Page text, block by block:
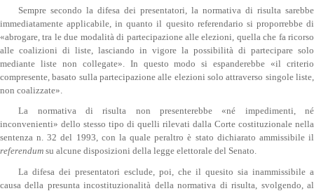
Sempre secondo la difesa dei presentatori, la normativa di risulta sarebbe
immediatamente applicabile, in quanto il quesito referendario si proporrebbe di
«abrogare, tra le due modalità di partecipazione alle elezioni, quella che fa ricorso
alle coalizioni di liste, lasciando in vigore la possibilità di partecipare solo
mediante liste non collegate». In questo modo si espanderebbe «il criterio
compresente, basato sulla partecipazione alle elezioni solo attraverso singole liste,
non coalizzate».
La normativa di risulta non presenterebbe «né impedimenti, né
inconvenienti» dello stesso tipo di quelli rilevati dalla Corte costituzionale nella
sentenza n. 32 del 1993, con la quale peraltro è stato dichiarato ammissibile il
referendum su alcune disposizioni della legge elettorale del Senato.
La difesa dei presentatori esclude, poi, che il quesito sia inammissibile a
causa della presunta incostituzionalità della normativa di risulta, svolgendo, al